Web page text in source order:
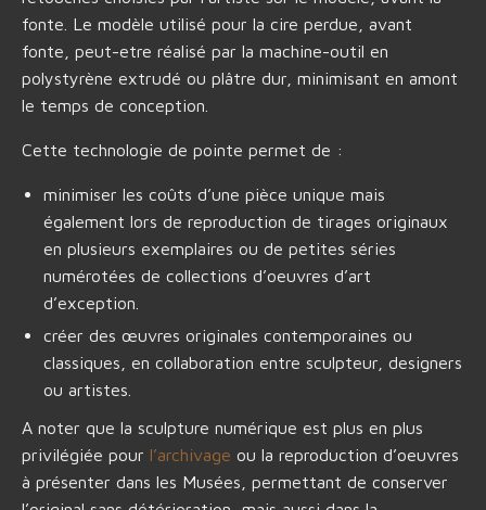
fonte. Le modèle utilisé pour la cire perdue, avant
fonte, peut-etre réalisé par la machine-outil en
polystyrène extrudé ou plâtre dur, minimisant en amont
le temps de conception.
Cette technologie de pointe permet de :
minimiser les coûts d’une pièce unique mais
également lors de reproduction de tirages originaux
en plusieurs exemplaires ou de petites séries
numérotées de collections d’oeuvres d’art
d’exception.
créer des œuvres originales contemporaines ou
classiques, en collaboration entre sculpteur, designers
ou artistes.
A noter que la sculpture numérique est plus en plus
privilégiée pour l’archivage ou la reproduction d’oeuvres
à présenter dans les Musées, permettant de conserver